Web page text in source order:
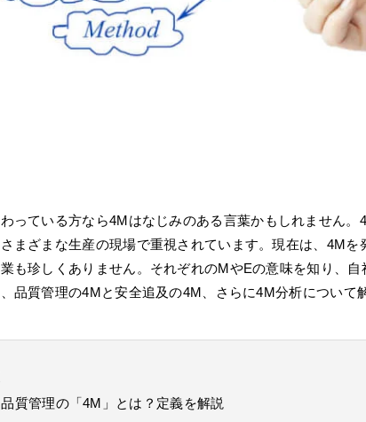
っている方なら4Mはなじみのある言葉かもしれません
まざまな生産の現場で重視されています。現在は、4Mを
も珍しくありません。それぞれのMやEの意味を知り、自
品質管理の4Mと安全追及の4M、さらに4M分析について
品質管理の「4M」とは？定義を解説